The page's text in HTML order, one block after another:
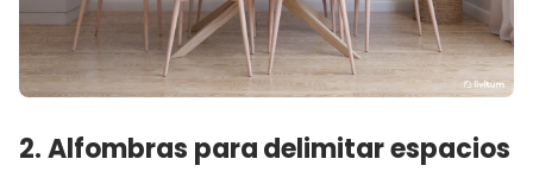
2. Alfombras para delimitar espacios